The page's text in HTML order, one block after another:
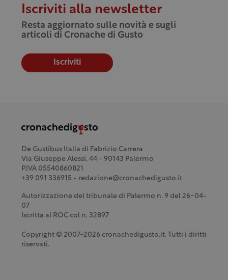
Iscriviti alla newsletter
Resta aggiornato sulle novità e sugli
articoli di Cronache di Gusto
Iscriviti
De Gustibus Italia di Fabrizio Carrera
Via Giuseppe Alessi, 44 - 90143 Palermo
P.IVA 05540860821
+39 091 336915 - redazione@cronachedigusto.it
Autorizzazione del tribunale di Palermo n. 9 del 26-04-
07
Iscritta al ROC col n. 32897
Copyright © 2007-2026 cronachedigusto.it. Tutti i diritti
riservati.